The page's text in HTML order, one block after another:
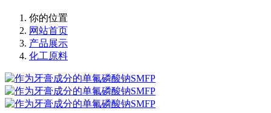
你的位置
网站首页
产品展示
化工原料